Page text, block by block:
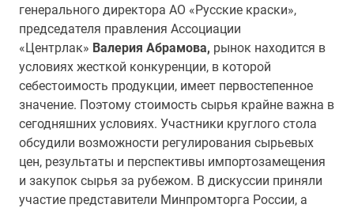
генерального директора АО «Русские краски»,
председателя правления Ассоциации
«Центрлак» Валерия Абрамова, рынок находится в
условиях жесткой конкуренции, в которой
себестоимость продукции, имеет первостепенное
значение. Поэтому стоимость сырья крайне важна в
сегодняшних условиях. Участники круглого стола
обсудили возможности регулирования сырьевых
цен, результаты и перспективы импортозамещения
и закупок сырья за рубежом. В дискуссии приняли
участие представители Минпромторга России, а